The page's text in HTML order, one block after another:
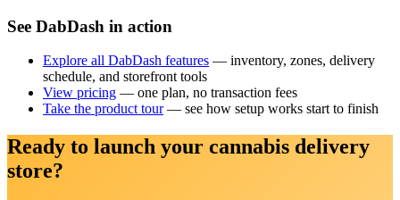
See DabDash in action
Explore all DabDash features — inventory, zones, delivery
schedule, and storefront tools
View pricing — one plan, no transaction fees
Take the product tour— see how setup works start to finish
Ready to launch your cannabis delivery
store?